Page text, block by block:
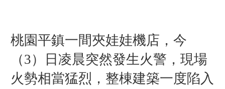
桃園平鎮一間夾娃娃機店，今
（3）日凌晨突然發生火警，現場
火勢相當猛烈，整棟建築一度陷入